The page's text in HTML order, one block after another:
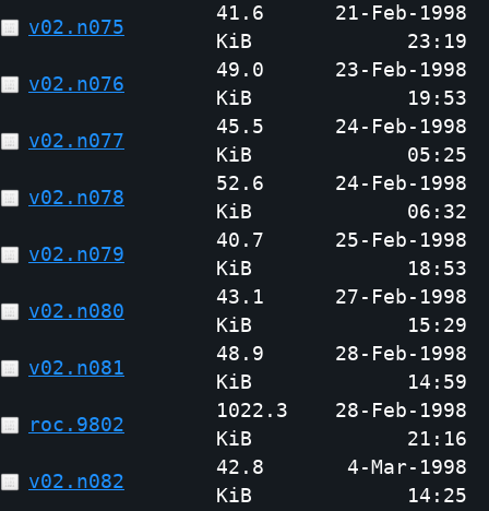
v02.n075
41.6
KiB
21-Feb-1998
23:19
v02.n076
49.0
KiB
23-Feb-1998
19:53
v02.n077
45.5
KiB
24-Feb-1998
05:25
v02.n078
52.6
KiB
24-Feb-1998
06:32
v02.n079
40.7
KiB
25-Feb-1998
18:53
v02.n080
43.1
KiB
27-Feb-1998
15:29
v02.n081
48.9
KiB
28-Feb-1998
14:59
roc.9802
1022.3
KiB
28-Feb-1998
21:16
v02.n082
42.8
KiB
4-Mar-1998
14:25